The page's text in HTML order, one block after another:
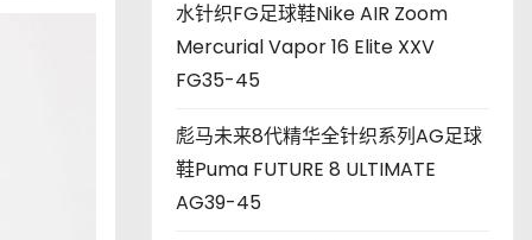
水针织FG足球鞋Nike AIR Zoom
Mercurial Vapor 16 Elite XXV
FG35-45
彪马未来8代精华全针织系列AG足球
鞋Puma FUTURE 8 ULTIMATE
AG39-45